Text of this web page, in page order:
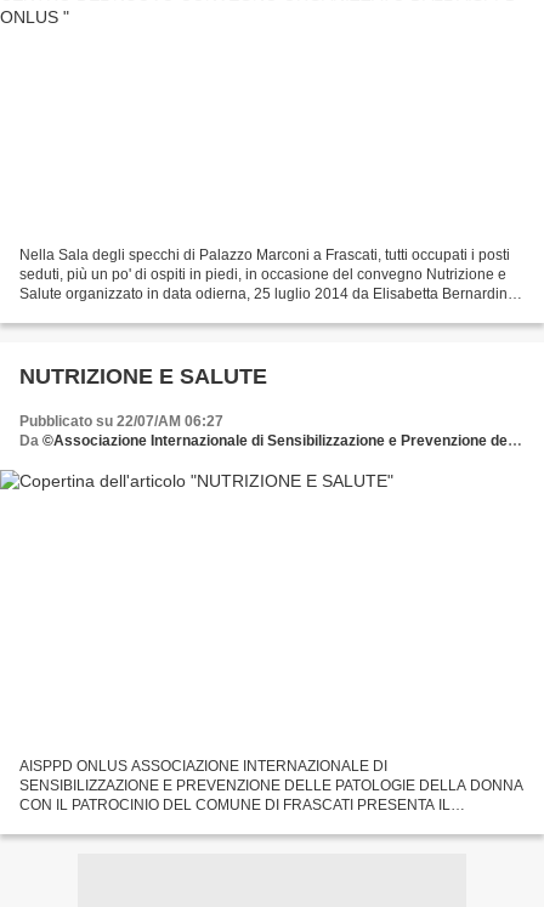
Nella Sala degli specchi di Palazzo Marconi a Frascati, tutti occupati i posti
seduti, più un po' di ospiti in piedi, in occasione del convegno Nutrizione e
Salute organizzato in data odierna, 25 luglio 2014 da Elisabetta Bernardini
NUTRIZIONE E SALUTE
Pubblicato su 22/07/AM 06:27
Da ©Associazione Internazionale di Sensibilizzazione e Prevenzione delle Patologie della Donna dona all'AISPPD o.n.l.u.s. il tuo 5 x mille C.F. 92029900583
AISPPD ONLUS ASSOCIAZIONE INTERNAZIONALE DI
SENSIBILIZZAZIONE E PREVENZIONE DELLE PATOLOGIE DELLA DONNA
CON IL PATROCINIO DEL COMUNE DI FRASCATI PRESENTA IL
ALLA LUCE DI UNA NUOVA SCIENZA DELL'ALIMENTAZIONE....